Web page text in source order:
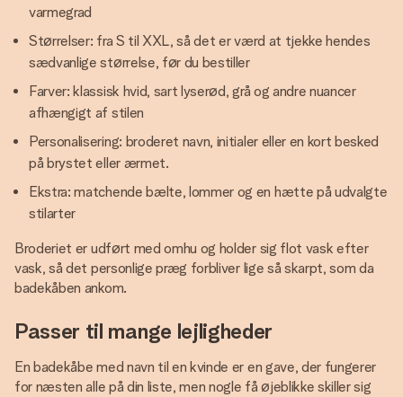
varmegrad
Størrelser: fra S til XXL, så det er værd at tjekke hendes
sædvanlige størrelse, før du bestiller
Farver: klassisk hvid, sart lyserød, grå og andre nuancer
afhængigt af stilen
Personalisering: broderet navn, initialer eller en kort besked
på brystet eller ærmet.
Ekstra: matchende bælte, lommer og en hætte på udvalgte
stilarter
Broderiet er udført med omhu og holder sig flot vask efter
vask, så det personlige præg forbliver lige så skarpt, som da
badekåben ankom.
Passer til mange lejligheder
En badekåbe med navn til en kvinde er en gave, der fungerer
for næsten alle på din liste, men nogle få øjeblikke skiller sig